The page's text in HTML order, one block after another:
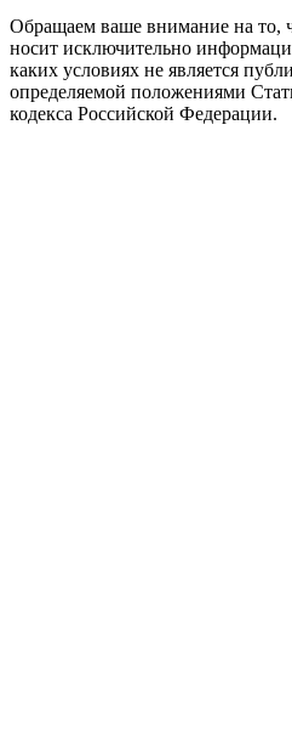
Обращаем ваше внимание на то,
носит исключительно
каких условиях не является
определяемой положениями
кодекса Российской Федерации.